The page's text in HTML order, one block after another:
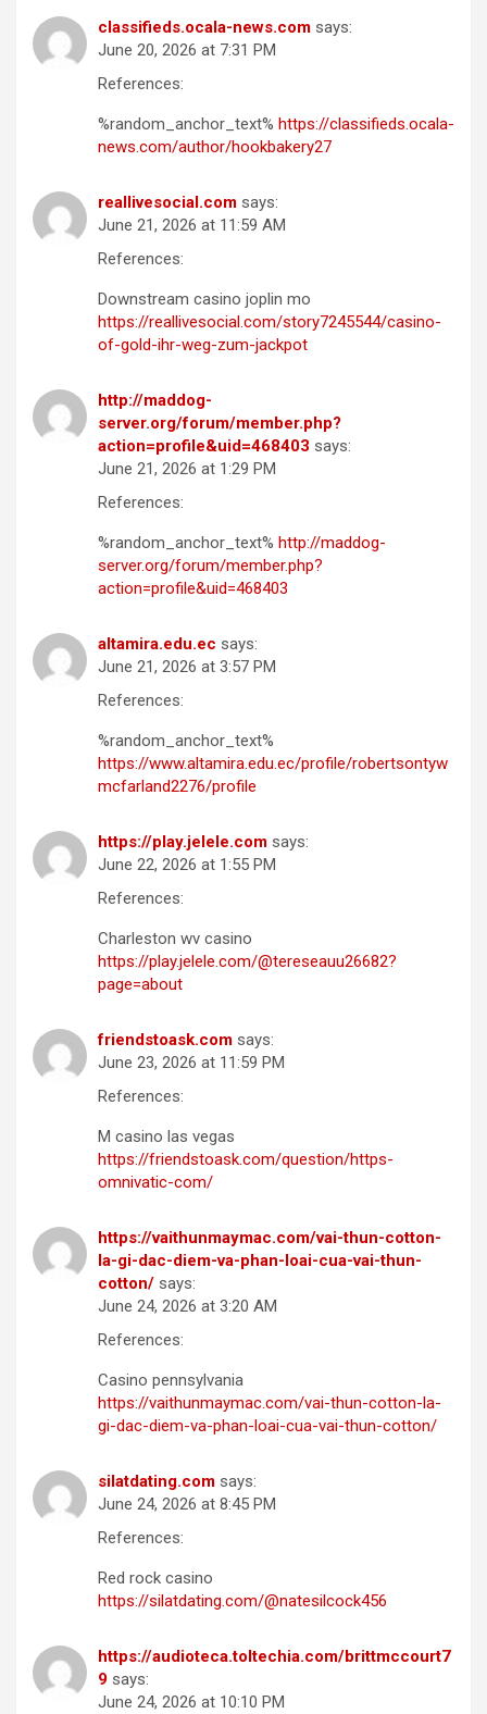
classifieds.ocala-news.com says:
June 20, 2026 at 7:31 PM
References:
%random_anchor_text% https://classifieds.ocala-
news.com/author/hookbakery27
reallivesocial.com says:
June 21, 2026 at 11:59 AM
References:
Downstream casino joplin mo
https://reallivesocial.com/story7245544/casino-
of-gold-ihr-weg-zum-jackpot
http://maddog-
server.org/forum/member.php?
action=profile&uid=468403 says:
June 21, 2026 at 1:29 PM
References:
%random_anchor_text% http://maddog-
server.org/forum/member.php?
action=profile&uid=468403
altamira.edu.ec says:
June 21, 2026 at 3:57 PM
References:
%random_anchor_text%
https://www.altamira.edu.ec/profile/robertsontyw
mcfarland2276/profile
https://play.jelele.com says:
June 22, 2026 at 1:55 PM
References:
Charleston wv casino
https://play.jelele.com/@tereseauu26682?
page=about
friendstoask.com says:
June 23, 2026 at 11:59 PM
References:
M casino las vegas
https://friendstoask.com/question/https-
omnivatic-com/
https://vaithunmaymac.com/vai-thun-cotton-
la-gi-dac-diem-va-phan-loai-cua-vai-thun-
cotton/ says:
June 24, 2026 at 3:20 AM
References:
Casino pennsylvania
https://vaithunmaymac.com/vai-thun-cotton-la-
gi-dac-diem-va-phan-loai-cua-vai-thun-cotton/
silatdating.com says:
June 24, 2026 at 8:45 PM
References:
Red rock casino
https://silatdating.com/@natesilcock456
https://audioteca.toltechia.com/brittmccourt7
9 says:
June 24, 2026 at 10:10 PM